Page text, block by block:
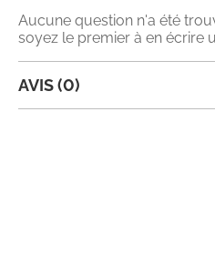
Aucune question n'a été
soyez le premier à en écrire
AVIS (0)